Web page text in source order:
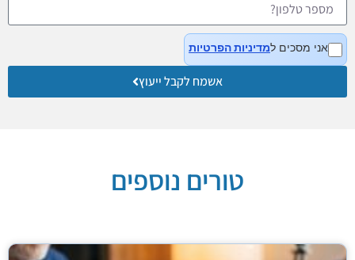
אני מסכים למדיניות הפרטיות
אשמח לקבל ייעוץ
טורים נוספים